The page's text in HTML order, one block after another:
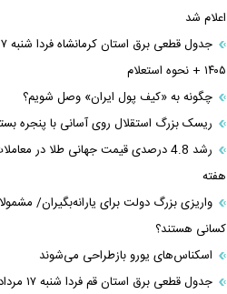
اعلام شد
۱۴۰۵ + نحوه استعلام
چگونه به «کیف پول ایران» وصل شویم؟
ریسک بزرگ استقلال روی آسانی با پنجره
رشد 4.8 درصدی قیمت جهانی طلا در
هفته
واریزی بزرگ دولت برای یارانه‌بگیران/
کسانی هستند؟
اسکناس‌های یورو بازطراحی می‌شوند